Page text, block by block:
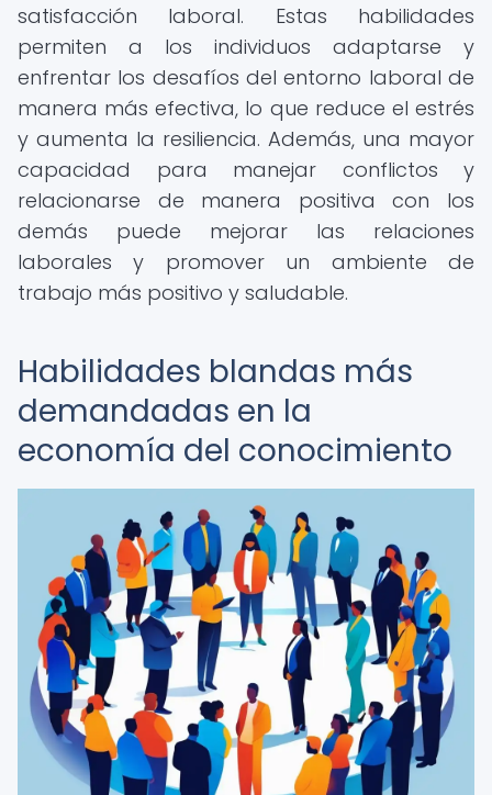
satisfacción laboral. Estas habilidades
permiten a los individuos adaptarse y
enfrentar los desafíos del entorno laboral de
manera más efectiva, lo que reduce el estrés
y aumenta la resiliencia. Además, una mayor
capacidad para manejar conflictos y
relacionarse de manera positiva con los
demás puede mejorar las relaciones
laborales y promover un ambiente de
trabajo más positivo y saludable.
Habilidades blandas más
demandadas en la
economía del conocimiento